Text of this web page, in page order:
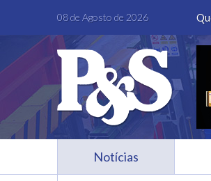
08 de Agosto de 2026
FacebookInstagramLinkedIn
Notícias